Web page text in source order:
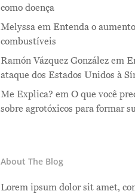
como doença
Melyssaem Entenda o
combustíveis
Ramón Vázquez Gonzálezem
ataque dos Estados Unidos à
Me Explica? em O que você
sobre agrotóxicos para formar
About The Blog
Lorem ipsum dolor sit amet,